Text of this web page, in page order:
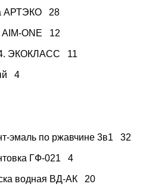
АРТЭКО 28
AIM-ONE 12
ЭКОКЛАСС 11
4
эмаль по ржавчине 3в1 32
ГФ-021 4
водная ВД-АК 20